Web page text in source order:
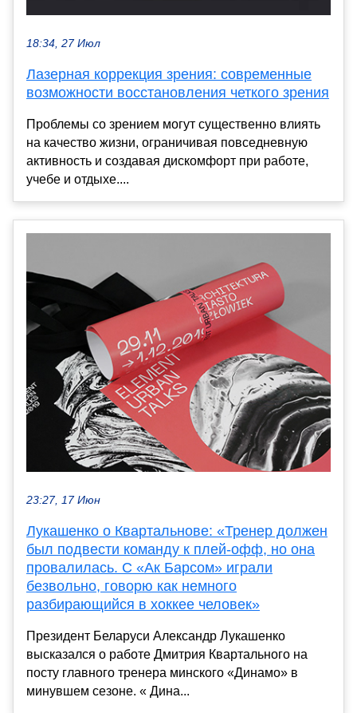
18:34, 27 Июл
Лазерная коррекция зрения: современные
возможности восстановления четкого зрения
Проблемы со зрением могут существенно влиять
на качество жизни, ограничивая повседневную
активность и создавая дискомфорт при работе,
учебе и отдыхе....
23:27, 17 Июн
Лукашенко о Квартальнове: «Тренер должен
был подвести команду к плей-офф, но она
провалилась. С «Ак Барсом» играли
безвольно, говорю как немного
разбирающийся в хоккее человек»
Президент Беларуси Александр Лукашенко
высказался о работе Дмитрия Квартального на
посту главного тренера минского «Динамо» в
минувшем сезоне. « Дина...